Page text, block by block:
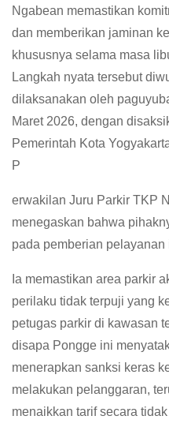
Ngabean memastikan
dan memberikan jaminan
khususnya selama masa
Langkah nyata tersebut
dilaksanakan oleh
Maret 2026, dengan
Pemerintah Kota
P
erwakilan Juru Parkir TKP
menegaskan bahwa
pada pemberian
Ia memastikan area parkir
perilaku tidak terpuji yang
petugas parkir di kawasan
disapa Pongge ini
menerapkan sanksi keras
melakukan pelanggaran,
menaikkan tarif secara